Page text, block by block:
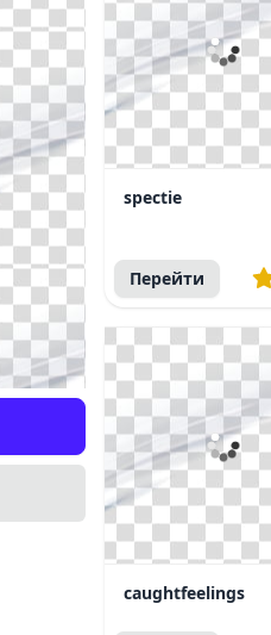
spectie
Перейти
caughtfeelings